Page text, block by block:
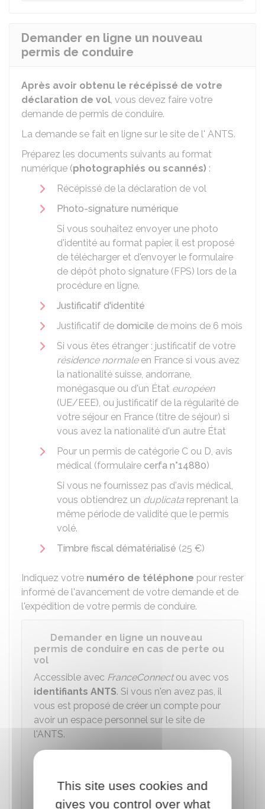
Demander en ligne un nouveau
permis de conduire
Après avoir obtenu le récépissé de votre
déclaration de vol, vous devez faire votre
demande de permis de conduire.
La demande se fait en ligne sur le site de l' ANTS.
Préparez les documents suivants au format
numérique (photographiés ou scannés) :
Récépissé de la déclaration de vol
Photo-signature numérique
Si vous souhaitez envoyer une photo
d'identité au format papier, il est proposé
de télécharger et d'envoyer le formulaire
de dépôt photo signature (FPS) lors de la
procédure en ligne.
Justificatif d'identité
Justificatif de domicile de moins de 6 mois
Si vous êtes étranger : justificatif de votre
résidence normaleen France si vous avez
la nationalité suisse, andorrane,
monégasque ou d'un État européen
(UE/EEE), ou justificatif de la régularité de
votre séjour en France (titre de séjour) si
vous avez la nationalité d'un autre État
Pour un permis de catégorie C ou D, avis
médical (formulaire cerfa n°14880)
Si vous ne fournissez pas d'avis médical,
vous obtiendrez un duplicata reprenant la
même période de validité que le permis
volé.
Timbre fiscal dématérialisé (25 €)
Indiquez votre numéro de téléphone pour rester
informé de l'avancement de votre demande et de
l'expédition de votre permis de conduire.
Demander en ligne un nouveau
permis de conduire en cas de perte ou
vol
Accessible avec FranceConnectou avec vos
identifiants ANTS. Si vous n'en avez pas, il
vous est proposé de créer un compte pour
avoir un espace personnel sur le site de
l'ANTS.
Agence nationale des titres sécurisés (ANTS)
This site uses cookies and
gives you control over what